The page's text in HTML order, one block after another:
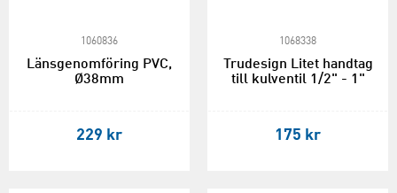
1060836
Länsgenomföring PVC,
Ø38mm
229 kr
1068338
Trudesign Litet handtag
till kulventil 1/2" - 1"
175 kr